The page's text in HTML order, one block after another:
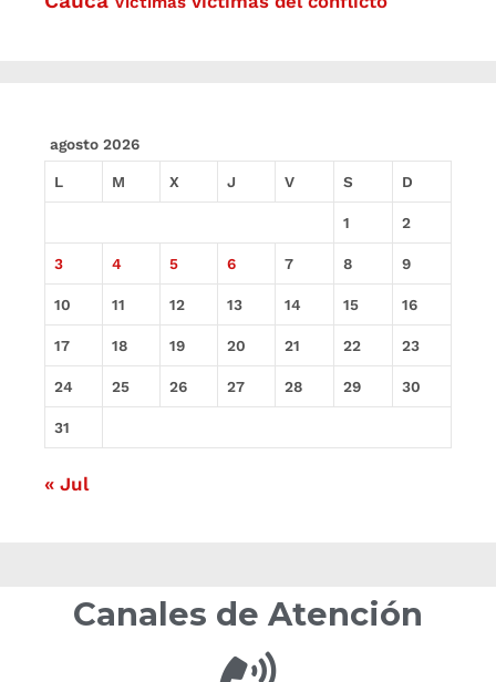
agosto 2026
L M X J V S D
1 2
3 4 5 6 7 8 9
10 11 12 13 14 15 16
17 18 19 20 21 22 23
24 25 26 27 28 29 30
31
« Jul
Canales de Atención